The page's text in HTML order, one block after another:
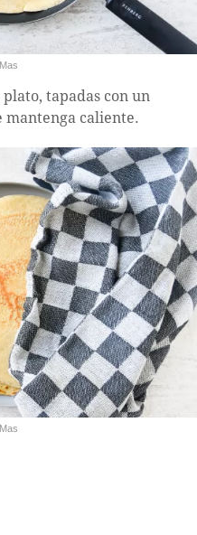
tapadas con un
mantenga caliente.